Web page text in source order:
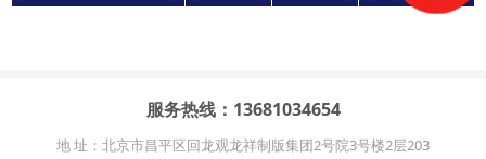
服务热线：13681034654
地 址：北京市昌平区回龙观龙祥制版集团2号院3号楼2层203